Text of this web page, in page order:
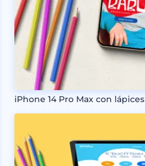
iPhone 14 Pro Max con lápices